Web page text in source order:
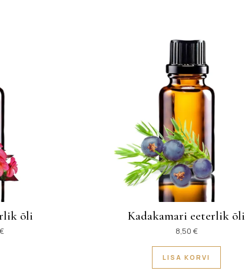
õli
€Hinnavahemik: 7,50 € kuni 29,90 €
tootel on mitu varianti. Valikuid saab teha tootelehel.
Kadakamari eeterlik õli
8,50 €
LISA KORVI